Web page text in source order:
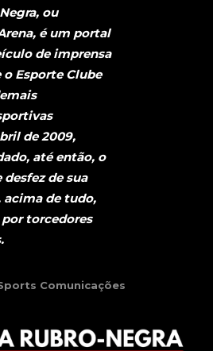
ou
é um portal
de imprensa
Esporte Clube
de 2009,
até então, o
de sua
acima de tudo,
torcedores
Comunicações